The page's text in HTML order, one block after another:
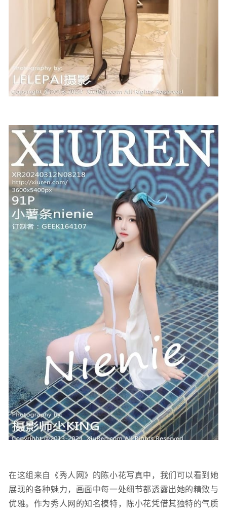
在这组来自《秀人网》的陈小花写真中，我们可以看到她
展现的各种魅力，画面中每一处细节都透露出她的精致与
优雅。作为秀人网的知名模特，陈小花凭借其独特的气质